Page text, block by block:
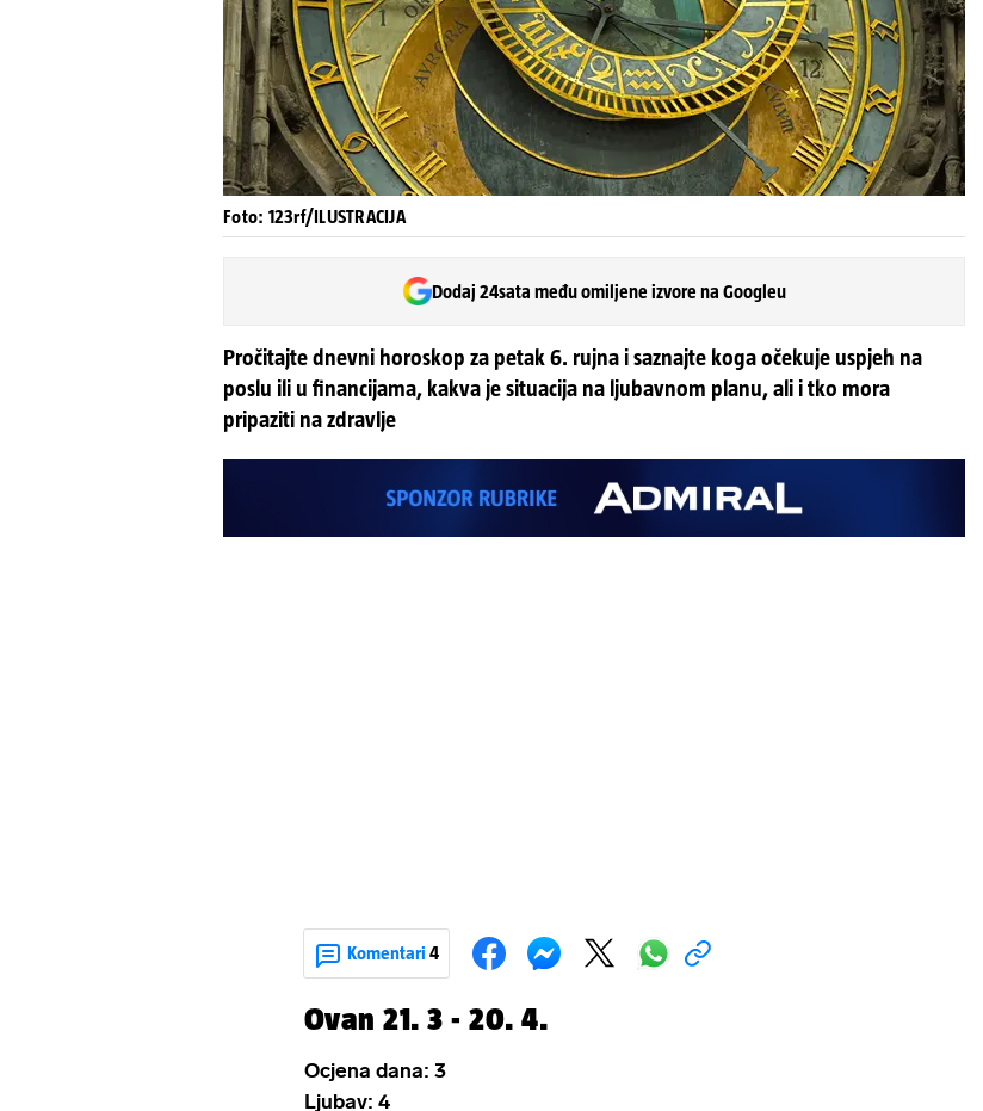
Foto: 123rf/ILUSTRACIJA
Dodaj 24sata među omiljene izvore na Googleu
Pročitajte dnevni horoskop za petak 6. rujna i saznajte koga očekuje uspjeh na
poslu ili u financijama, kakva je situacija na ljubavnom planu, ali i tko mora
pripaziti na zdravlje
Komentari 4
Ovan 21. 3 - 20. 4.
Ocjena dana: 3
Ljubav: 4